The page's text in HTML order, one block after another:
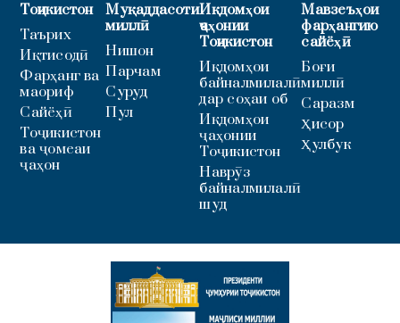
Тоҷикистон
Таърих
Иқтисодӣ
Фарҳанг ва
маориф
Сайёҳӣ
Тоҷикистон
ва ҷомеаи
ҷаҳон
Муқаддасоти
миллӣ
Нишон
Парчам
Суруд
Пул
Иқдомҳои
ҷаҳонии
Тоҷикистон
Иқдомҳои
байналмилалӣ
дар соҳаи об
Иқдомҳои
ҷаҳонии
Тоҷикистон
Наврӯз
байналмилалӣ
шуд
Мавзеъҳои
фарҳангию
сайёҳӣ
Боғи
миллӣ
Саразм
Ҳисор
Ҳулбук